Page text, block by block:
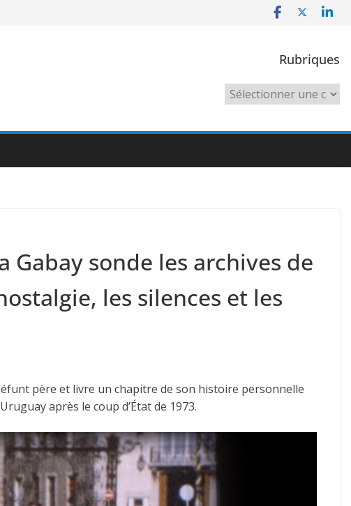
Rubriques
Rubriques
sonde les archives de
les silences et les
père et livre un chapitre de son histoire personnelle
après le coup d’État de 1973.